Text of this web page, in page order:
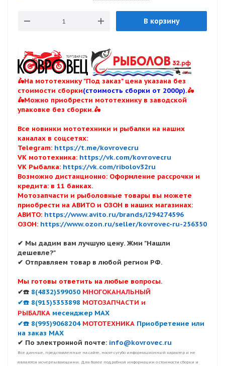
В корзину
🛵На мототехнику "Под заказ" цена указана без
стоимости сборки(стоимость сборки от 2000р).🛵
🛵Можно приобрести мототехнику в заводской
упаковке без сборки.🛵
Все новинки мототехники и рыбалки на наших
каналах в соцсетях:
Telegram: https://t.me/kovrovecru
VK мототехника: https://vk.com/kovrovecru
VK Рыбалка: https://vk.com/ribolov32ru
Возможно дистанционно: Оформление рассрочки и
кредита: в 11 банках.
Мотозапчасти и рыболовные товары вы можете
приобрести на АВИТО и ОЗОН в наших магазинах:
АВИТО: https://www.avito.ru/brands/i294274596
ОЗОН: https://www.ozon.ru/seller/kovrovec-ru-256350
✔ Мы дадим вам лучшую цену. Жми "Нашли
дешевле?"
✔ Отправляем товар в любой регион РФ.
Мы готовы ответить на любые вопросы.
✔☎️ 8(4832)599050 МНОГОКАНАЛЬНЫЙ
✔☎️ 8(915)5353898 МОТОЗАПЧАСТИ и
РЫБАЛКА месенджер MAX
✔☎️ 8(995)9068204 МОТОТЕХНИКА Приобретение или
на заказ MAX
✔ По электронной почте: info@kovrovec.ru
Все данные, представленные на сайте, носят сугубо информационный характер и не
являются исчерпывающими. Для более подробной информации о стоимости сборки и